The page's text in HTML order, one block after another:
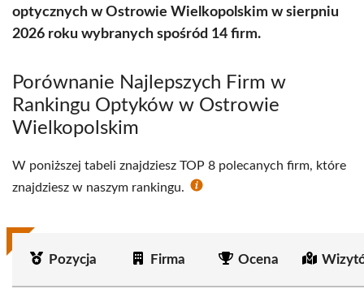
optycznych w Ostrowie Wielkopolskim w sierpniu
2026 roku wybranych spośród 14 firm.
Porównanie Najlepszych Firm w
Rankingu Optyków w Ostrowie
Wielkopolskim
W poniższej tabeli znajdziesz TOP 8 polecanych firm, które
znajdziesz w naszym rankingu.
Pozycja Firma Ocena